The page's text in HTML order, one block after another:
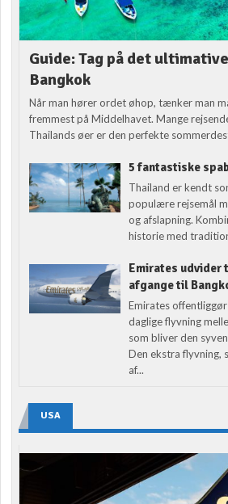
Guide: Tag på det
Bangkok
Når man hører ordet øhop, tænker man
fremmest på Middelhavet. Mange
Thailands øer er den perfekte
5 fantastiske
Thailand er kendt
populære rejsemål
og afslapning.
historie med
Emirates udvider
afgange til
Emirates
daglige flyvning
som bliver den
Den ekstra flyvning,
af...
USA